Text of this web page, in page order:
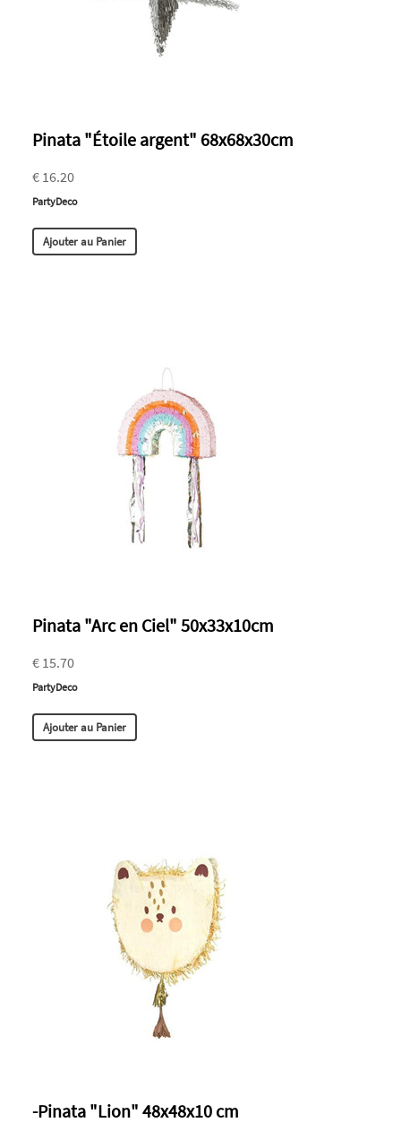
Pinata "Étoile argent" 68x68x30cm
€ 16.20
PartyDeco
Ajouter au Panier
Pinata "Arc en Ciel" 50x33x10cm
€ 15.70
PartyDeco
Ajouter au Panier
-Pinata "Lion" 48x48x10 cm